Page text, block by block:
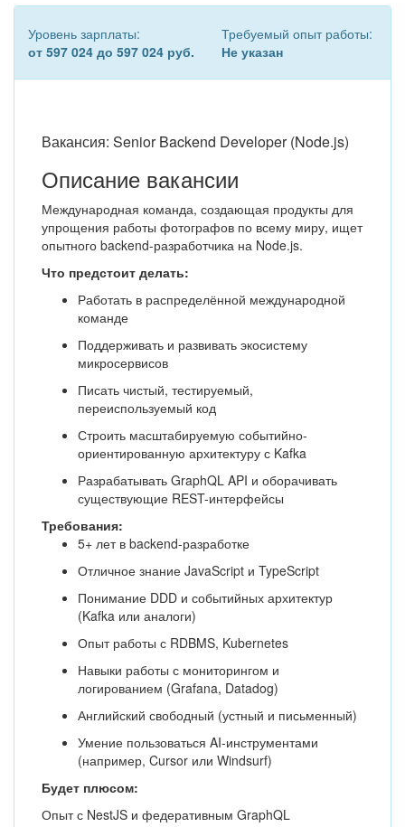
Уровень зарплаты:
от 597 024 до 597 024 руб.
Требуемый опыт работы:
Не указан
Вакансия: Senior Backend Developer (Node.js)
Описание вакансии
Международная команда, создающая продукты для
упрощения работы фотографов по всему миру, ищет
опытного backend-разработчика на Node.js.
Что предстоит делать:
Работать в распределённой международной
команде
Поддерживать и развивать экосистему
микросервисов
Писать чистый, тестируемый,
переиспользуемый код
Строить масштабируемую событийно-
ориентированную архитектуру с Kafka
Разрабатывать GraphQL API и оборачивать
существующие REST-интерфейсы
Требования:
5+ лет в backend-разработке
Отличное знание JavaScript и TypeScript
Понимание DDD и событийных архитектур
(Kafka или аналоги)
Опыт работы с RDBMS, Kubernetes
Навыки работы с мониторингом и
логированием (Grafana, Datadog)
Английский свободный (устный и письменный)
Умение пользоваться AI-инструментами
(например, Cursor или Windsurf)
Будет плюсом:
Опыт с NestJS и федеративным GraphQL